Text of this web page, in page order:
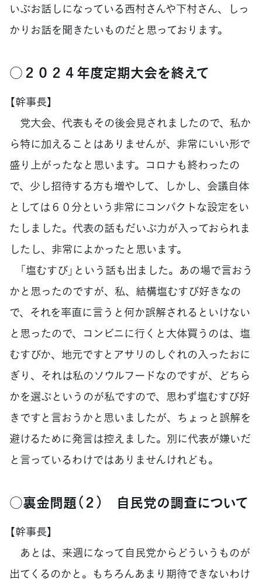
いぶお話しになっている西村さんや下村さん、しっ
かりお話を聞きたいものだと思っております。
○２０２４年度定期大会を終えて
【幹事長】
党大会、代表もその後会見されましたので、私か
ら特に加えることはありませんが、非常にいい形で
盛り上がったなと思います。コロナも終わったの
で、少し招待する方も増やして、しかし、会議自体
としては６０分という非常にコンパクトな設定をい
たしました。代表の話もだいぶ力が入っておられま
したし、非常によかったと思います。
「塩むすび」という話も出ました。あの場で言おう
かと思ったのですが、私、結構塩むすび好きなの
で、それを率直に言うと何か誤解されるといけない
と思ったので、コンビニに行くと大体買うのは、塩
むすびか、地元ですとアサリのしぐれの入ったおに
ぎり、それは私のソウルフードなのですが、どちら
かを選ぶというのが私ですので、思わず塩むすび好
きですと言おうかと思いましたが、ちょっと誤解を
避けるために発言は控えました。別に代表が嫌いだ
と言っているわけではありませんけれども。
○裏金問題（２） 自民党の調査について
【幹事長】
あとは、来週になって自民党からどういうものが
出てくるのかと。もちろんあまり期待できないわけ